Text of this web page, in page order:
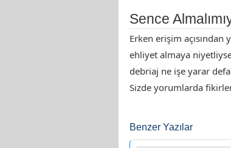
Sence
Erken erişim
ehliyet almaya
debriaj ne işe yarar
Sizde yorumlarda
Benzer Yazılar